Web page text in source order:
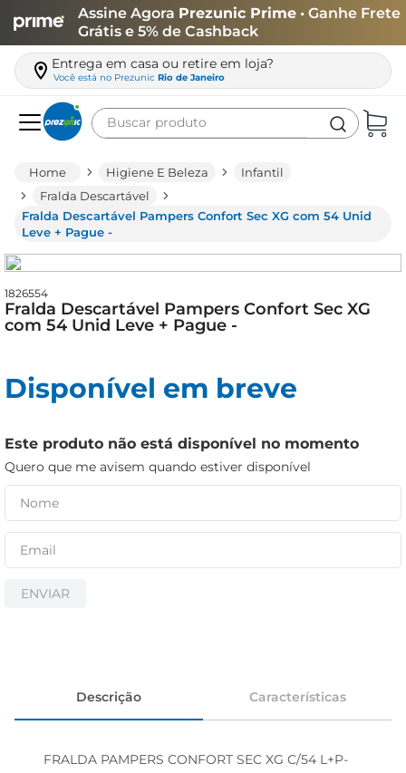
Assine Agora Prezunic Prime • Ganhe Frete
Grátis e 5% de Cashback
Entrega em casa ou retire em loja?
Você está no Prezunic Rio de Janeiro
Buscar produto
Higiene E Beleza
Infantil
Fralda Descartável
Fralda Descartável Pampers Confort Sec XG com 54 Unid
Leve + Pague -
1826554
Fralda Descartável Pampers Confort Sec XG
com 54 Unid Leve + Pague -
Disponível em breve
Este produto não está disponível no momento
Quero que me avisem quando estiver disponível
ENVIAR
Descrição Características
FRALDA PAMPERS CONFORT SEC XG C/54 L+P-
leite
biscoito
iogurte
papel higiênico
cerveja